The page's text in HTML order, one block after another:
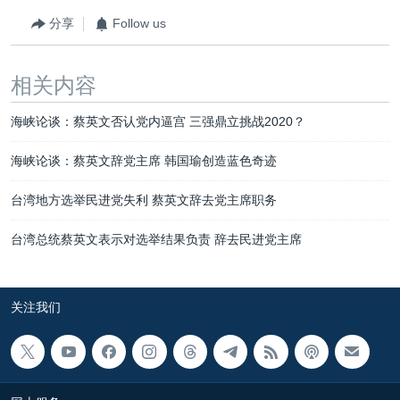
分享 Follow us
相关内容
海峡论谈：蔡英文否认党内逼宫 三强鼎立挑战2020？
海峡论谈：蔡英文辞党主席 韩国瑜创造蓝色奇迹
台湾地方选举民进党失利 蔡英文辞去党主席职务
台湾总统蔡英文表示对选举结果负责 辞去民进党主席
关注我们